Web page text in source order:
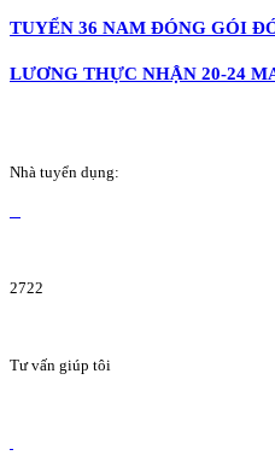
TUYỂN 36 NAM ĐÓNG GÓI
LƯƠNG THỰC NHẬN 20-24
Nhà tuyển dụng:
2722
Tư vấn giúp tôi